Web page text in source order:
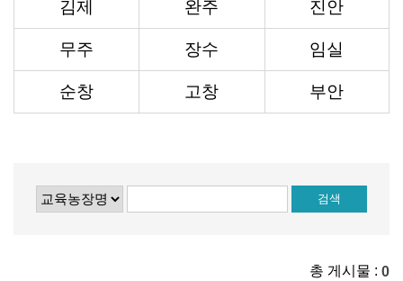
김제 완주 진안
무주 장수 임실
순창 고창 부안
총 게시물 : 0